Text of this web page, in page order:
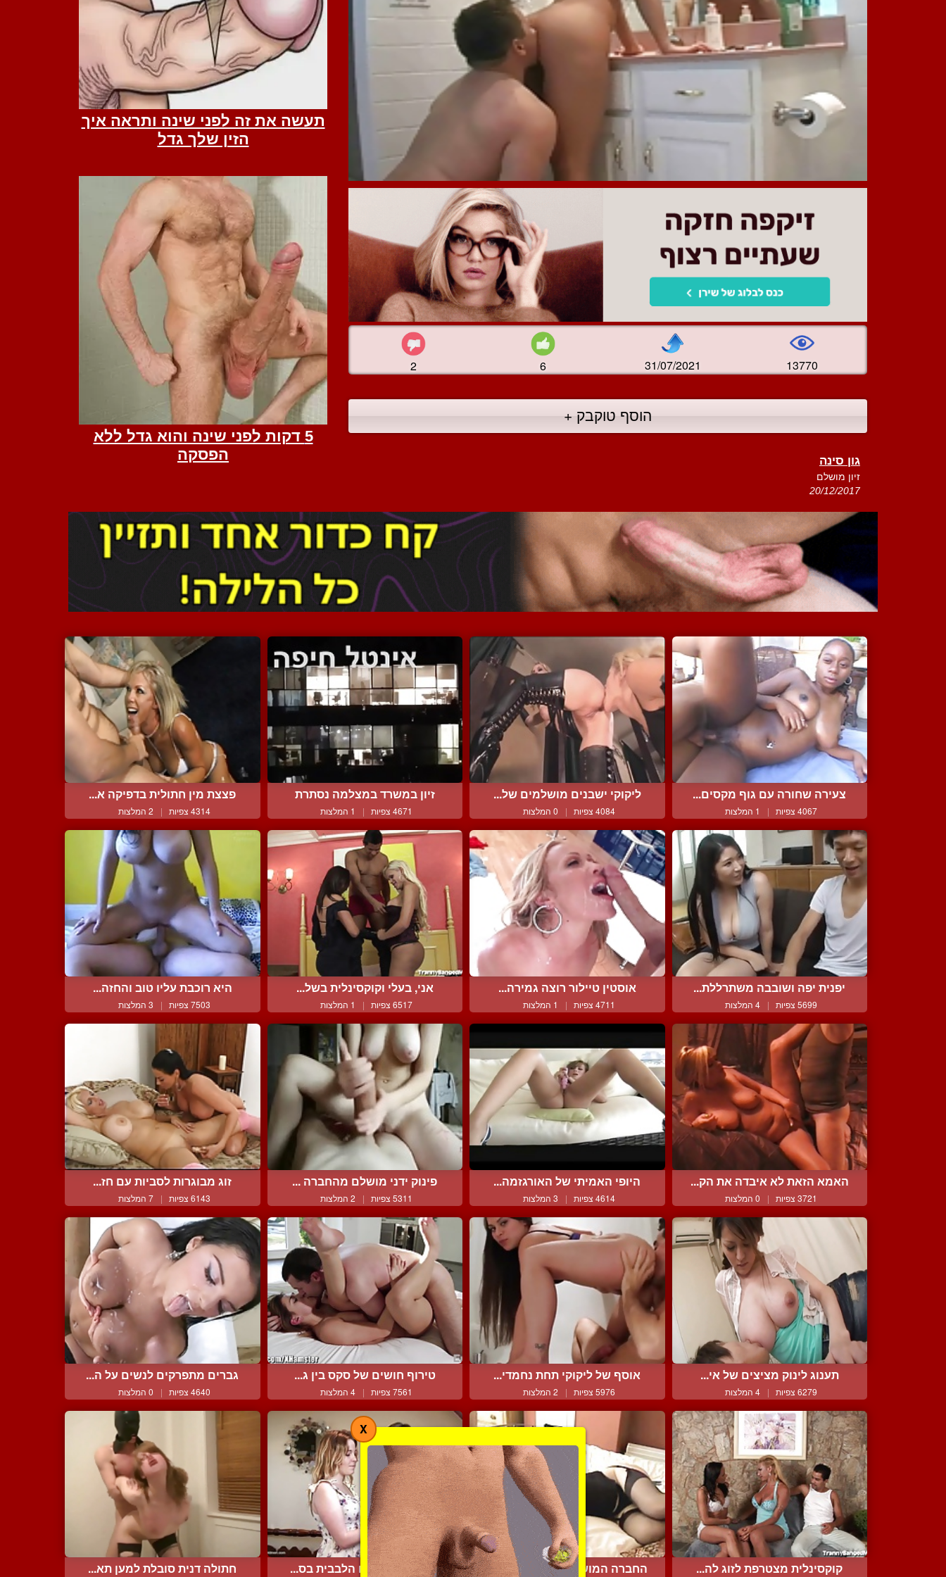
2 6 31/07/2021 13770
הוסף טוקבק +
גון סינה
זיון מושלם
20/12/2017
צעירה שחורה עם גוף מקסים...
4067 צפיות | 1 המלצות
ליקוקי ישבנים מושלמים של...
4084 צפיות | 0 המלצות
זיון במשרד במצלמה נסתרת
4671 צפיות | 1 המלצות
פצצת מין חתולית בדפיקה א...
4314 צפיות | 2 המלצות
יפנית יפה ושובבה משתרללת...
5699 צפיות | 4 המלצות
אוסטין טיילור רוצה גמירה...
4711 צפיות | 1 המלצות
אני, בעלי וקוקסינלית בשל...
6517 צפיות | 1 המלצות
היא רוכבת עליו טוב והחזה...
7503 צפיות | 3 המלצות
האמא הזאת לא איבדה את הק...
3721 צפיות | 0 המלצות
היופי האמיתי של האורגזמה...
4614 צפיות | 3 המלצות
פינוק ידני מושלם מהחברה ...
5311 צפיות | 2 המלצות
זוג מבוגרות לסביות עם חז...
6143 צפיות | 7 המלצות
תענוג לינוק מציצים של אי...
6279 צפיות | 4 המלצות
אוסף של ליקוקי תחת נחמדי...
5976 צפיות | 2 המלצות
טירוף חושים של סקס בין ג...
7561 צפיות | 4 המלצות
גברים מתפרקים לנשים על ה...
4640 צפיות | 0 המלצות
קוקסינלית מצטרפת לזוג לה... החברה המושלמת שלו מאוד א... איש עסקים ובתו הלבבית בס... חתולה דנית סובלת למען תא...
X